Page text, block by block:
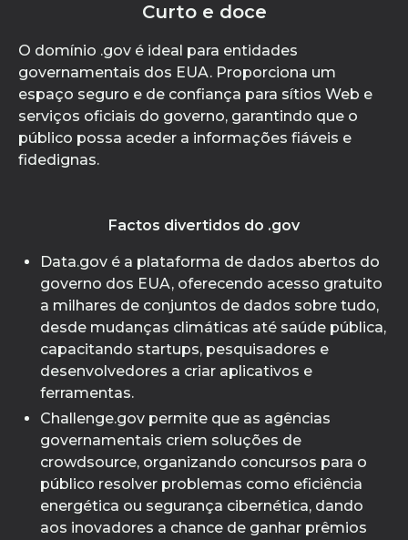
Curto e doce
O domínio .gov é ideal para entidades
governamentais dos EUA. Proporciona um
espaço seguro e de confiança para sítios Web e
serviços oficiais do governo, garantindo que o
público possa aceder a informações fiáveis e
fidedignas.
Factos divertidos do .gov
Data.gov é a plataforma de dados abertos do
governo dos EUA, oferecendo acesso gratuito
a milhares de conjuntos de dados sobre tudo,
desde mudanças climáticas até saúde pública,
capacitando startups, pesquisadores e
desenvolvedores a criar aplicativos e
ferramentas.
Challenge.gov permite que as agências
governamentais criem soluções de
crowdsource, organizando concursos para o
público resolver problemas como eficiência
energética ou segurança cibernética, dando
aos inovadores a chance de ganhar prêmios